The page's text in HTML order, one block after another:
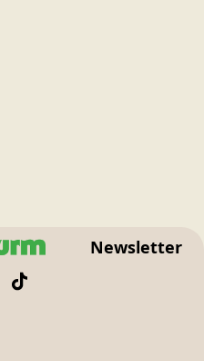
Newsletter